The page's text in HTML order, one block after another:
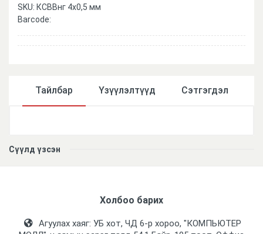
SKU: КСВВнг 4х0,5 мм
Barcode:
Тайлбар Үзүүлэлтүүд Сэтгэгдэл
Сүүлд үзсэн
Холбоо барих
Агуулах хаяг: УБ хот, ЧД 6-р хороо, "КОМПЬЮТЕР